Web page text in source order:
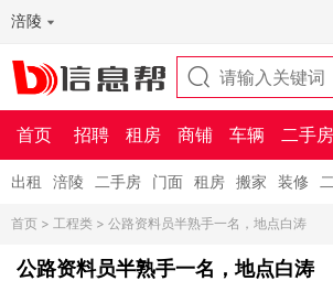
涪陵
首页 招聘 租房 商铺 车辆 二手房
出租 涪陵 二手房 门面 租房 搬家 装修
首页 > 工程类 > 公路资料员半熟手一名，地点白涛
公路资料员半熟手一名，地点白涛